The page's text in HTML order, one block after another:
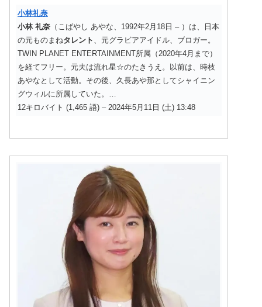
小林礼奈
小林 礼奈 （こばやし あやな、1992年2月18日 – ）は、日本
の元ものまねタレント
、元グラビアアイドル、ブロガー。
TWIN PLANET ENTERTAINMENT所属（2020年4月まで）
を経てフリー。元夫は流れ星☆のたきうえ。以前は、時枝
あやなとして活動。その後、久長あや那としてシャイニン
グウィルに所属していた。…
12キロバイト (1,465 語) – 2024年5月11日 (土) 13:48